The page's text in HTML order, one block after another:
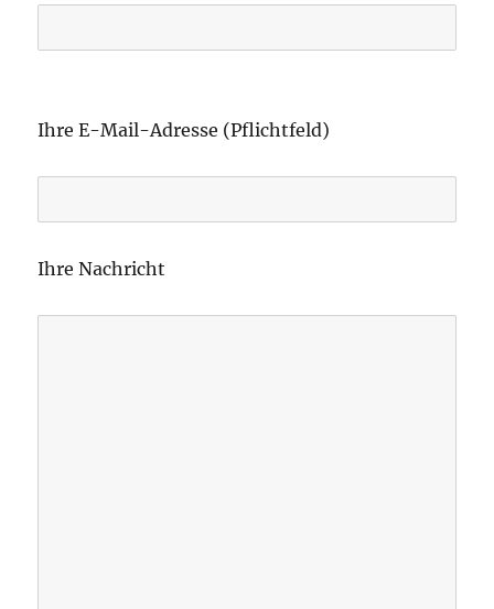
i
e
s
Ihre E-Mail-Adresse (Pflichtfeld)
Ihre Nachricht